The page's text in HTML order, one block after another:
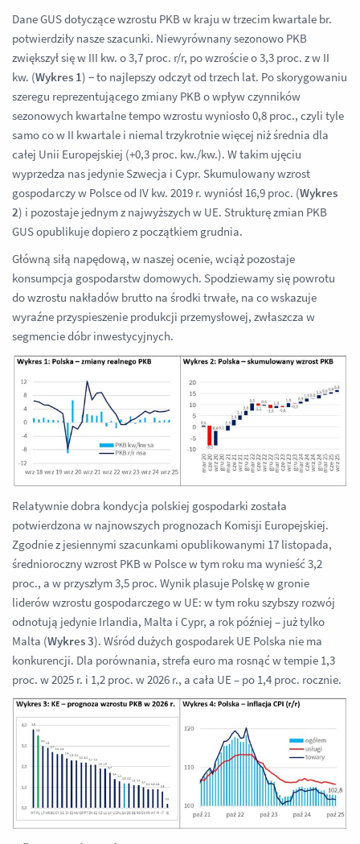
Dane GUS dotyczące wzrostu PKB w kraju w trzecim kwartale br.
potwierdziły nasze szacunki. Niewyrównany sezonowo PKB
zwiększył się w III kw. o 3,7 proc. r/r, po wzroście o 3,3 proc. z w II
kw. (Wykres 1) − to najlepszy odczyt od trzech lat. Po skorygowaniu
szeregu reprezentującego zmiany PKB o wpływ czynników
sezonowych kwartalne tempo wzrostu wyniosło 0,8 proc., czyli tyle
samo co w II kwartale i niemal trzykrotnie więcej niż średnia dla
całej Unii Europejskiej (+0,3 proc. kw./kw.). W takim ujęciu
wyprzedza nas jedynie Szwecja i Cypr. Skumulowany wzrost
gospodarczy w Polsce od IV kw. 2019 r. wyniósł 16,9 proc. (Wykres
2) i pozostaje jednym z najwyższych w UE. Strukturę zmian PKB
GUS opublikuje dopiero z początkiem grudnia.
Główną siłą napędową, w naszej ocenie, wciąż pozostaje
konsumpcja gospodarstw domowych. Spodziewamy się powrotu
do wzrostu nakładów brutto na środki trwałe, na co wskazuje
wyraźne przyspieszenie produkcji przemysłowej, zwłaszcza w
segmencie dóbr inwestycyjnych.
Relatywnie dobra kondycja polskiej gospodarki została
potwierdzona w najnowszych prognozach Komisji Europejskiej.
Zgodnie z jesiennymi szacunkami opublikowanymi 17 listopada,
średnioroczny wzrost PKB w Polsce w tym roku ma wynieść 3,2
proc., a w przyszłym 3,5 proc. Wynik plasuje Polskę w gronie
liderów wzrostu gospodarczego w UE: w tym roku szybszy rozwój
odnotują jedynie Irlandia, Malta i Cypr, a rok później – już tylko
Malta (Wykres 3). Wśród dużych gospodarek UE Polska nie ma
konkurencji. Dla porównania, strefa euro ma rosnąć w tempie 1,3
proc. w 2025 r. i 1,2 proc. w 2026 r., a cała UE – po 1,4 proc. rocznie.